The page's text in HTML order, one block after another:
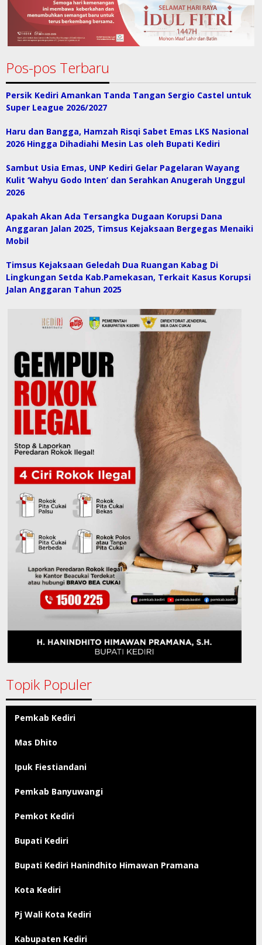
Pos-pos Terbaru
Persik Kediri Amankan Tanda Tangan Sergio Castel untuk
Super League 2026/2027
Haru dan Bangga, Hamzah Risqi Sabet Emas LKS Nasional
2026 Hingga Dihadiahi Mesin Las oleh Bupati Kediri
Sambut Usia Emas, UNP Kediri Gelar Pagelaran Wayang
Kulit ‘Wahyu Godo Inten’ dan Serahkan Anugerah Unggul
2026
Apakah Akan Ada Tersangka Dugaan Korupsi Dana
Anggaran Jalan 2025, Timsus Kejaksaan Bergegas Menaiki
Mobil
Timsus Kejaksaan Geledah Dua Ruangan Kabag Di
Lingkungan Setda Kab.Pamekasan, Terkait Kasus Korupsi
Jalan Anggaran Tahun 2025
Topik Populer
Pemkab Kediri
Mas Dhito
Ipuk Fiestiandani
Pemkab Banyuwangi
Pemkot Kediri
Bupati Kediri
Bupati Kediri Hanindhito Himawan Pramana
Kota Kediri
Pj Wali Kota Kediri
Kabupaten Kediri